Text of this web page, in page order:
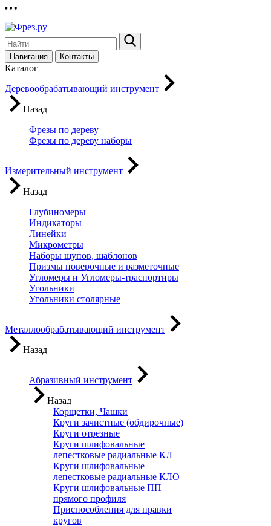
Навигация Контакты
Каталог
Деревообрабатывающий инструмент
Назад
Фрезы по дереву
Фрезы по дереву наборы
Измерительный инструмент
Назад
Глубиномеры
Индикаторы
Линейки
Микрометры
Наборы щупов, шаблонов
Призмы поверочные и разметочные
Угломеры и Угломеры-траспортиры
Угольники
Угольники столярные
Металлообрабатывающий инструмент
Назад
Абразивный инструмент
Назад
Корщетки, Чашки
Круги зачистные (обдирочные)
Круги отрезные
Круги шлифовальные
лепестковые радиальные КЛ
Круги шлифовальные
лепестковые радиальные КЛО
Круги шлифовальные ПП
прямого профиля
Приспособления для правки
кругов